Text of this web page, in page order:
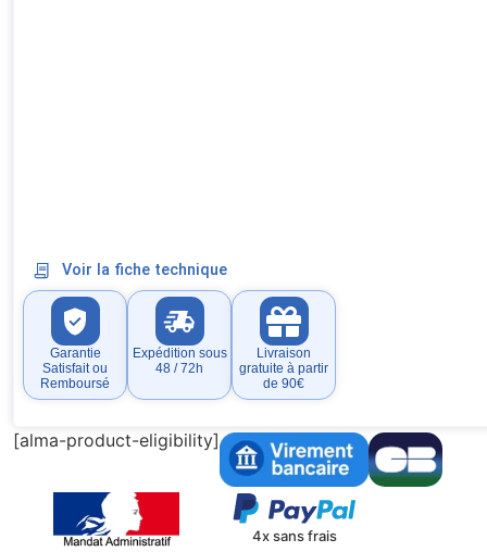
Voir la fiche technique
Garantie
Satisfait ou
Remboursé
Expédition sous
48 / 72h
Livraison
gratuite à partir
de 90€
[alma-product-eligibility]
4x sans frais